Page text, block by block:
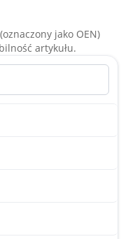
jako OEN)
artykułu.